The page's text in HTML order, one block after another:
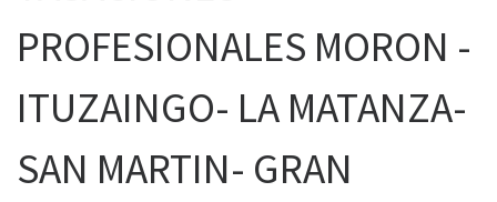
PROFESIONALES MORON -
ITUZAINGO- LA MATANZA-
SAN MARTIN- GRAN